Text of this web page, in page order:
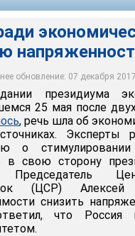
обновление: 07 декабря
президиума
25 мая после
, речь шла об
Эксперты
о
в свою сторону
Председатель
(ЦСР)
снизить
что Россия